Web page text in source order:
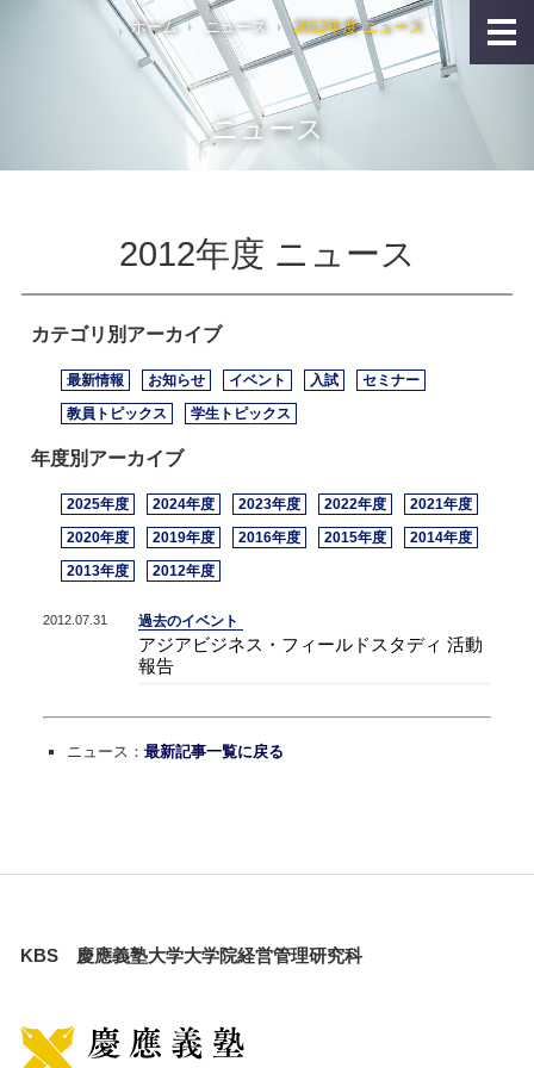
ホーム ニュース 2012年度 ニュース
ニュース
2012年度 ニュース
カテゴリ別アーカイブ
最新情報 お知らせ イベント 入試
セミナー
教員トピックス
学生トピックス
年度別アーカイブ
2025年度 2024年度 2023年度 2022年度
2021年度
2020年度
2019年度 2016年度 2015年度
2014年度
2013年度
2012年度
2012.07.31 過去のイベント
アジアビジネス・フィールドスタディ 活動
報告
ニュース： 最新記事一覧に戻る
KBS 慶應義塾大学大学院経営管理研究科